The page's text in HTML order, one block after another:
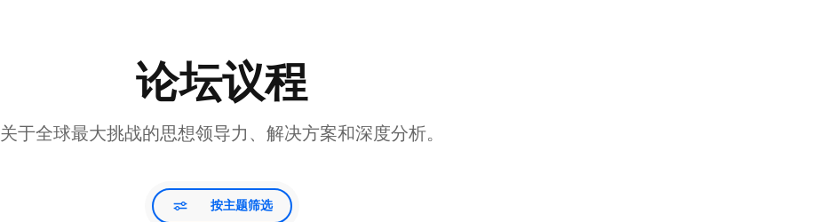
论坛议程
关于全球最大挑战的思想领导力、解决方案和深度分析。
按主题筛选